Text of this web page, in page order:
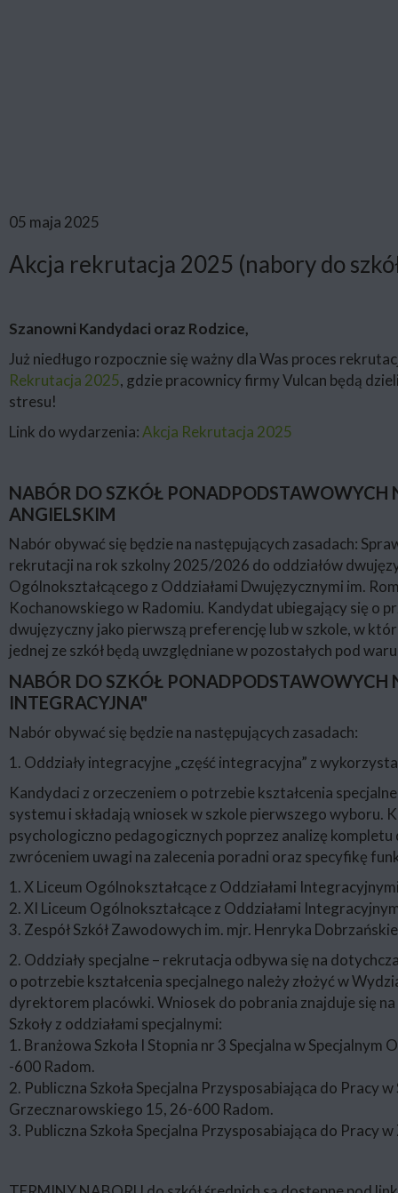
05 maja 2025
Akcja rekrutacja 2025 (nabory do
Szanowni Kandydaci oraz Rodzice,
Już niedługo rozpocznie się ważny dla Was proces
Rekrutacja 2025, gdzie pracownicy firmy Vulcan będą
stresu!
Link do wydarzenia:Akcja Rekrutacja 2025
NABÓR DO SZKÓŁ
ANGIELSKIM
Nabór obywać się będzie na następujących zasadach:
rekrutacji na rok szkolny 2025/2026 do oddziałów
Ogólnokształcącego z Oddziałami Dwujęzycznymi im.
Kochanowskiego w Radomiu. Kandydat ubiegający się o
dwujęzyczny jako pierwszą preferencję lub w szkole, w
jednej ze szkół będą uwzględniane w pozostałych pod
NABÓR DO SZKÓŁ
INTEGRACYJNA"
​Nabór obywać się będzie na następujących zasadach:
1. Oddziały integracyjne „część integracyjna” z
Kandydaci z orzeczeniem o potrzebie kształcenia
systemu i składają wniosek w szkole pierwszego
psychologiczno pedagogicznych poprzez analizę
zwróceniem uwagi na zalecenia poradni oraz specyfikę
1. X Liceum Ogólnokształcące z Oddziałami
2. XI Liceum Ogólnokształcące z Oddziałami
3. Zespół Szkół Zawodowych im. mjr. Henryka
2. Oddziały specjalne – rekrutacja odbywa się na
o potrzebie kształcenia specjalnego należy złożyć w
dyrektorem placówki. Wniosek do pobrania znajduje się
Szkoły z oddziałami specjalnymi:
1. Branżowa Szkoła I Stopnia nr 3 Specjalna w
-600 Radom.
2. Publiczna Szkoła Specjalna Przysposabiająca do Pracy
Grzecznarowskiego 15, 26-600 Radom.
3. Publiczna Szkoła Specjalna Przysposabiająca do Pracy